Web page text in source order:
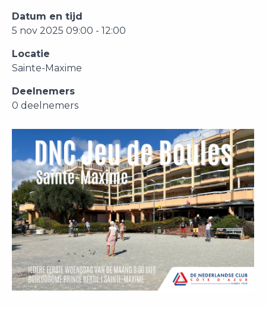
Datum en tijd
5 nov 2025 09:00 - 12:00
Locatie
Sainte-Maxime
Deelnemers
0 deelnemers